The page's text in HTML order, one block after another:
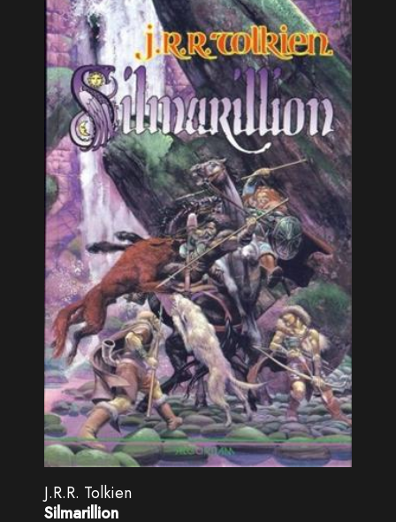
J.R.R. Tolkien
Silmarillion